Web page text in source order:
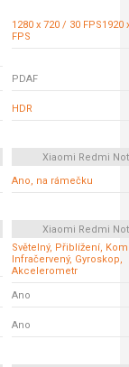
1280 x 720 / 30 FPS1920
FPS
PDAF
HDR
Xiaomi Redmi
Ano, na rámečku
Xiaomi Redmi
Světelný, Přiblížení,
Infračervený, Gyroskop,
Akcelerometr
Ano
Ano